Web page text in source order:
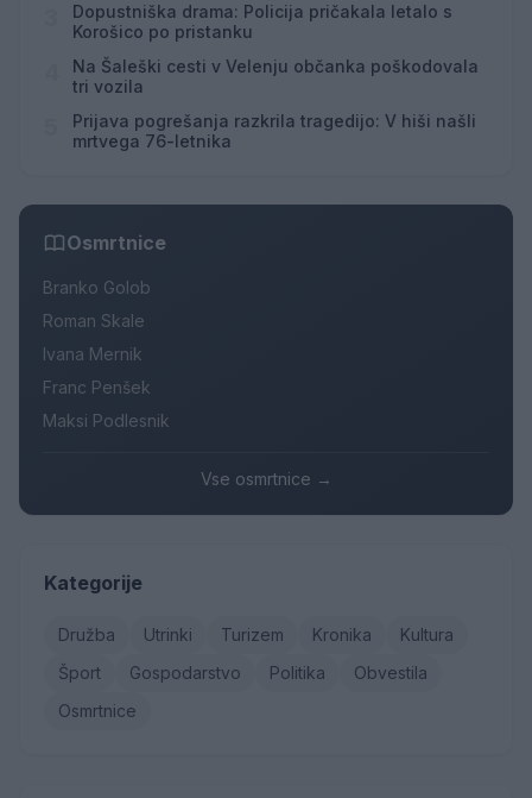
Dopustniška drama: Policija pričakala letalo s
Korošico po pristanku
Na Šaleški cesti v Velenju občanka poškodovala
tri vozila
Prijava pogrešanja razkrila tragedijo: V hiši našli
mrtvega 76-letnika
Osmrtnice
Branko Golob
Roman Skale
Ivana Mernik
Franc Penšek
Maksi Podlesnik
Vse osmrtnice →
Kategorije
Družba Utrinki Turizem Kronika
Kultura
Šport
Gospodarstvo Politika
Obvestila
Osmrtnice